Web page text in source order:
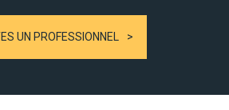
UN PROFESSIONNEL